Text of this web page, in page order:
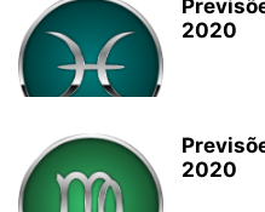
2020
2020